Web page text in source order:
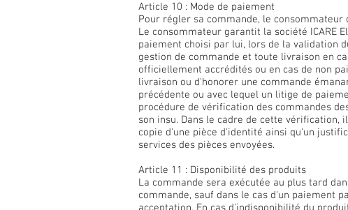
Article 10 : Mode de paiement
Pour régler sa commande, le consommateur
Le consommateur garantit la société ICARE
paiement choisi par lui, lors de la validation
gestion de commande et toute livraison en
officiellement accrédités ou en cas de non
livraison ou d'honorer une commande
précédente ou avec lequel un litige de
procédure de vérification des commandes
son insu. Dans le cadre de cette vérification,
copie d'une pièce d'identité ainsi qu'un
services des pièces envoyées.
Article 11 : Disponibilité des produits
La commande sera exécutée au plus tard
commande, sauf dans le cas d'un paiement